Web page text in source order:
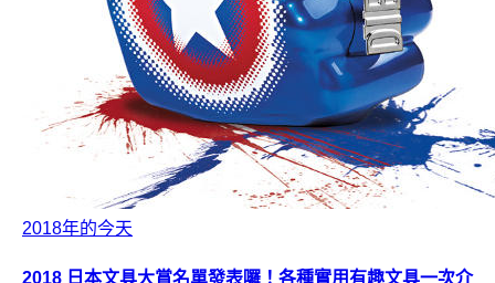
2018年的今天
2018 日本文具大賞名單發表囉！各種實用有趣文具一次介